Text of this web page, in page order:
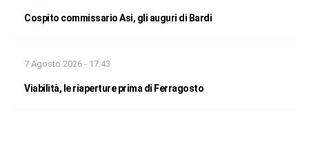
Cospito commissario Asi, gli auguri di Bardi
7 Agosto 2026 - 17:43
Viabilità, le riaperture prima di Ferragosto